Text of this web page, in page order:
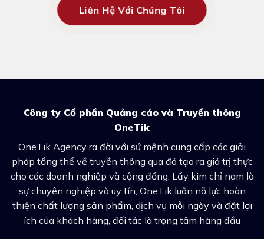
Liên Hệ Với Chúng Tôi
Công ty Cổ phần Quảng cáo và Truyền thông
OneTik
OneTik Agency ra đời với sứ mệnh cung cấp các giải
pháp tổng thể về truyền thông qua đó tạo ra giá trị thực
cho các doanh nghiệp và cộng đồng. Lấy kim chỉ nam là
sự chuyên nghiệp và uy tín, OneTik luôn nỗ lực hoàn
thiện chất lượng sản phẩm, dịch vụ mỗi ngày và đặt lợi
ích của khách hàng, đối tác là trọng tâm hàng đầu